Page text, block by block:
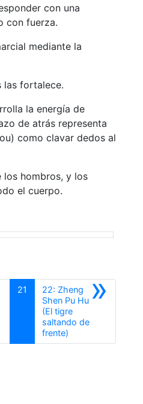
con una
con fuerza.
mediante la
las fortalece.
la energía de
de atrás representa
como clavar dedos al
los hombros, y los
el cuerpo.
21 »
22: Zheng
Shen Pu Hu
(El tigre
saltando de
frente)Siguiente